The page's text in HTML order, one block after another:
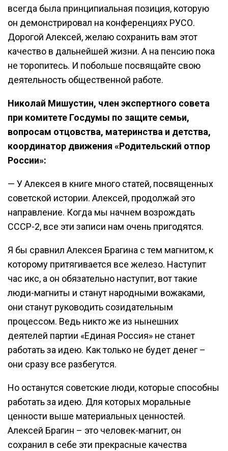
всегда была принципиальная позиция, которую
он демонстрировал на конференциях РУСО.
Дорогой Алексей, желаю сохранить вам этот
качество в дальнейшей жизни. А на пенсию пока
не торопитесь. И побольше посвящайте свою
деятельность общественной работе.
Николай Мишустин, член экспертного совета
при комитете Госдумы по защите семьи,
вопросам отцовства, материнства и детства,
координатор движения «Родительский отпор
России»:
— У Алексея в книге много статей, посвященных
советской истории. Алексей, продолжай это
направление. Когда мы начнем возрождать
СССР-2, все эти записи нам очень пригодятся.
Я бы сравнил Алексея Брагина с тем магнитом, к
которому притягивается все железо. Наступит
час икс, а он обязательно наступит, вот такие
люди-магниты и станут народными вожаками,
они станут руководить созидательным
процессом. Ведь никто же из нынешних
деятелей партии «Единая Россия» не станет
работать за идею. Как только не будет денег –
они сразу все разбегутся.
Но останутся советские люди, которые способны
работать за идею. Для которых моральные
ценности выше материальных ценностей.
Алексей Брагин – это человек-магнит, он
сохранил в себе эти прекрасные качества